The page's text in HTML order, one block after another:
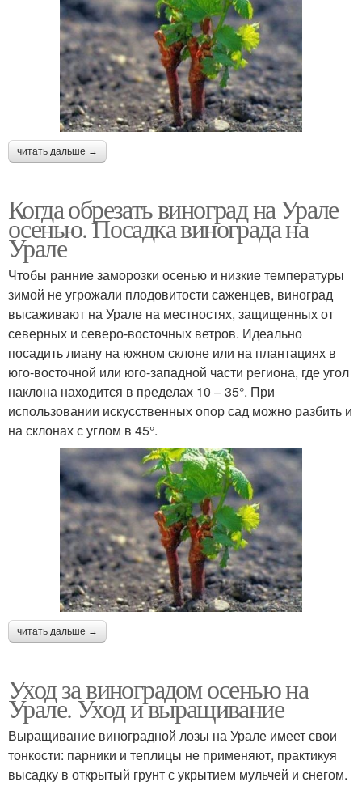
читать дальше →
Когда обрезать виноград на Урале
осенью. Посадка винограда на
Урале
Чтобы ранние заморозки осенью и низкие температуры
зимой не угрожали плодовитости саженцев, виноград
высаживают на Урале на местностях, защищенных от
северных и северо-восточных ветров. Идеально
посадить лиану на южном склоне или на плантациях в
юго-восточной или юго-западной части региона, где угол
наклона находится в пределах 10 – 35°. При
использовании искусственных опор сад можно разбить и
на склонах с углом в 45°.
читать дальше →
Уход за виноградом осенью на
Урале. Уход и выращивание
Выращивание виноградной лозы на Урале имеет свои
тонкости: парники и теплицы не применяют, практикуя
высадку в открытый грунт с укрытием мульчей и снегом.